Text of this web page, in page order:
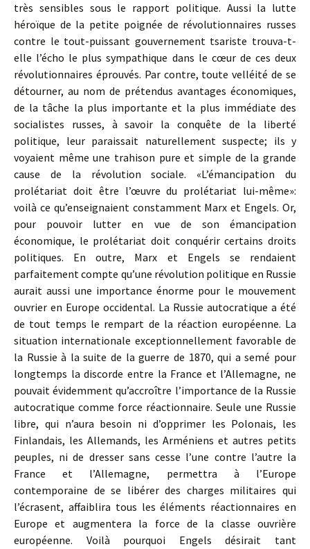
très sensibles sous le rapport politique. Aussi la lutte
héroïque de la petite poignée de révolutionnaires russes
contre le tout-puissant gouvernement tsariste trouva-t-
elle l’écho le plus sympathique dans le cœur de ces deux
révolutionnaires éprouvés. Par contre, toute velléité de se
détourner, au nom de prétendus avantages économiques,
de la tâche la plus importante et la plus immédiate des
socialistes russes, à savoir la conquête de la liberté
politique, leur paraissait naturellement suspecte; ils y
voyaient même une trahison pure et simple de la grande
cause de la révolution sociale. «L’émancipation du
prolétariat doit être l’œuvre du prolétariat lui-même»:
voilà ce qu’enseignaient constamment Marx et Engels. Or,
pour pouvoir lutter en vue de son émancipation
économique, le prolétariat doit conquérir certains droits
politiques. En outre, Marx et Engels se rendaient
parfaitement compte qu’une révolution politique en Russie
aurait aussi une importance énorme pour le mouvement
ouvrier en Europe occidental. La Russie autocratique a été
de tout temps le rempart de la réaction européenne. La
situation internationale exceptionnellement favorable de
la Russie à la suite de la guerre de 1870, qui a semé pour
longtemps la discorde entre la France et l’Allemagne, ne
pouvait évidemment qu’accroître l’importance de la Russie
autocratique comme force réactionnaire. Seule une Russie
libre, qui n’aura besoin ni d’opprimer les Polonais, les
Finlandais, les Allemands, les Arméniens et autres petits
peuples, ni de dresser sans cesse l’une contre l’autre la
France et l’Allemagne, permettra à l’Europe
contemporaine de se libérer des charges militaires qui
l’écrasent, affaiblira tous les éléments réactionnaires en
Europe et augmentera la force de la classe ouvrière
européenne. Voilà pourquoi Engels désirait tant